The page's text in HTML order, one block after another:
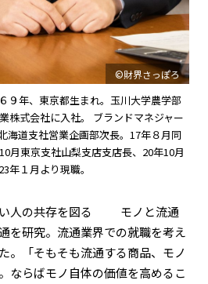
©財界さっぽろ
９年、東京都生まれ。玉川大学農学部
株式会社に入社。 ブランドマネジャー
道支社営業企画部次長。17年８月同
月東京支社山梨支店支店長、20年10月
年１月より現職。
い人の共存を図る モノと流通
を研究。流通業界での就職を考え
。「そもそも流通する商品、モノ
ならばモノ自体の価値を高めるこ